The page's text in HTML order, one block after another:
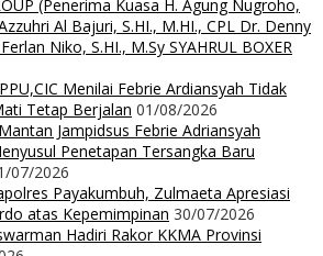
(Penerima Kuasa H. Agung Nugroho,
Al Bajuri, S.HI., M.HI., CPL Dr. Denny
Niko, S.HI., M.Sy SYAHRUL BOXER
Menilai Febrie Ardiansyah Tidak
Tetap Berjalan 01/08/2026
Jampidsus Febrie Adriansyah
Penetapan Tersangka Baru
07/2026
Payakumbuh, Zulmaeta Apresiasi
atas Kepemimpinan 30/07/2026
Hadiri Rakor KKMA Provinsi